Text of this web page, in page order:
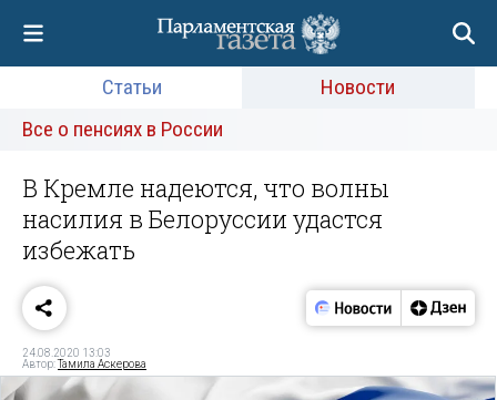
Статьи
Новости
Все о пенсиях в России
В Кремле надеются, что волны
насилия в Белоруссии удастся
избежать
24.08.2020 13:03
Автор:Тамила Аскерова